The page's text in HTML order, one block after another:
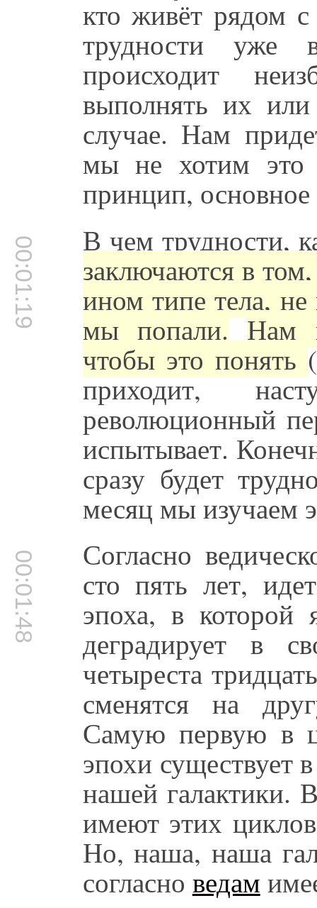
кто живёт рядом
трудности уже
происходит
выполнять их
случае. Нам
мы не хотим это
принцип,
00:01:19 В чем трудности,
заключаются в
ином типе тела, не
мы попали. Нам
чтобы это понять
приходит,
революционный
испытывает.
сразу будет
месяц мы изучаем
00:01:48 Согласно
сто пять лет,
эпоха, в которой
деградирует в
четыреста
сменятся на
Самую первую в
эпохи существует
нашей галактики.
имеют этих
Но, наша, наша
согласно ведам